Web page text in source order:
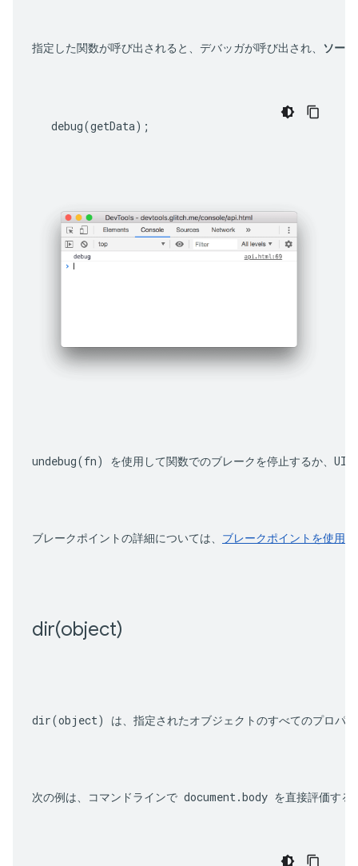
指定した関数が呼び出されると、デバッガが呼び出され、 ソース
debug(getData);
undebug(fn) を使用して関数でのブレークを停止するか、UI
ブレークポイントの詳細については、 ブレークポイントを使用
dir(object)
dir(object) は、指定されたオブジェクトのすべてのプロ
次の例は、コマンドラインで document.body を直接評価する